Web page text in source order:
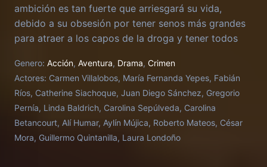
ambición es tan fuerte que arriesgará su vida,
debido a su obsesión por tener senos más grandes
para atraer a los capos de la droga y tener todos
Genero: Acción, Aventura, Drama, Crimen
Actores: Carmen Villalobos, María Fernanda Yepes, Fabián
Ríos, Catherine Siachoque, Juan Diego Sánchez, Gregorio
Pernía, Linda Baldrich, Carolina Sepúlveda, Carolina
Betancourt, Alí Humar, Aylín Mújica, Roberto Mateos, César
Mora, Guillermo Quintanilla, Laura Londoño